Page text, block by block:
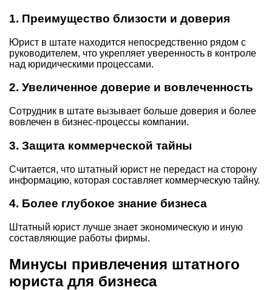
1. Преимущество близости и доверия
Юрист в штате находится непосредственно рядом с
руководителем, что укрепляет уверенность в контроле
над юридическими процессами.
2. Увеличенное доверие и вовлеченность
Сотрудник в штате вызывает больше доверия и более
вовлечен в бизнес-процессы компании.
3. Защита коммерческой тайны
Считается, что штатный юрист не передаст на сторону
информацию, которая составляет коммерческую тайну.
4. Более глубокое знание бизнеса
Штатный юрист лучше знает экономическую и иную
составляющие работы фирмы.
Минусы привлечения штатного
юриста для бизнеса